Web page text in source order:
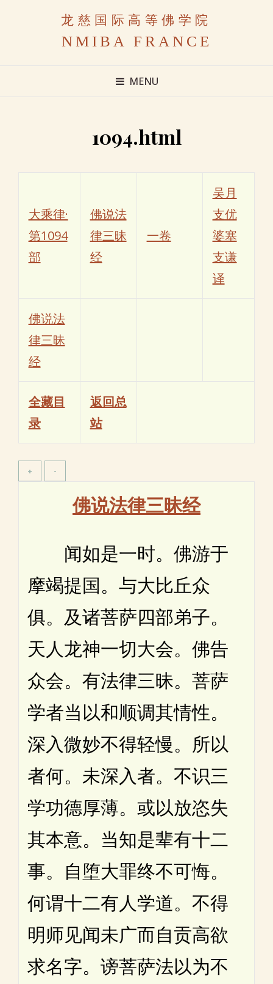
龙慈国际高等佛学院
NMIBA FRANCE
MENU
1094.html
大乘律·
第1094
部
佛说法
律三昧
经
一卷
吴月
支优
婆塞
支谦
译
佛说法
律三昧
经
全藏目
录
返回总
站
佛说法律三昧经
闻如是一时。佛游于
摩竭提国。与大比丘众
俱。及诸菩萨四部弟子。
天人龙神一切大会。佛告
众会。有法律三昧。菩萨
学者当以和顺调其情性。
深入微妙不得轻慢。所以
者何。未深入者。不识三
学功德厚薄。或以放恣失
其本意。当知是辈有十二
事。自堕大罪终不可悔。
何谓十二有人学道。不得
明师见闻未广而自贡高欲
求名字。谤菩萨法以为不